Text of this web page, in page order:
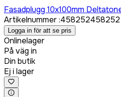
Fasadplugg 10x100mm
Artikelnummer:458252458252
Logga in för att se pris
Onlinelager
På väg in
Din butik
Ej i lager